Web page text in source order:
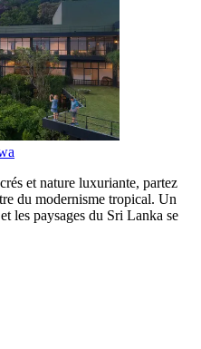
et nature luxuriante, partez
du modernisme tropical. Un
les paysages du Sri Lanka se